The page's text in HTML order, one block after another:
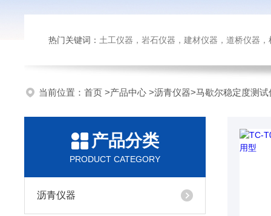
热门关键词： 土工仪器，岩石仪器，建材仪器，道桥仪器，检测
当前位置： 首页 >产品中心 >沥青仪器>马歇尔稳定度测试
产品分类
PRODUCT CATEGORY
沥青仪器